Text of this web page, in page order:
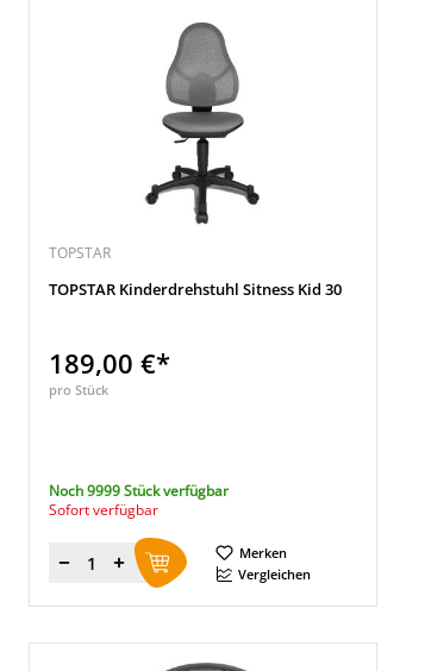
TOPSTAR
TOPSTAR Kinderdrehstuhl Sitness Kid 30
189,00 €*
pro Stück
Noch 9999 Stück verfügbar
Sofort verfügbar
Menge
Merken
Vergleichen